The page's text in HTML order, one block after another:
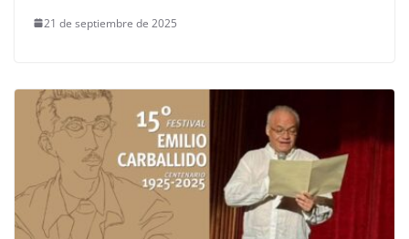
21 de septiembre de 2025